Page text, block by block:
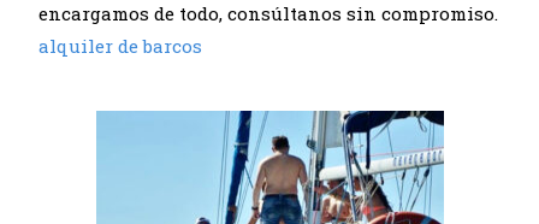
encargamos de todo, consúltanos sin compromiso.
alquiler de barcos